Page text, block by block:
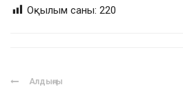
Оқылым саны: 220
Алдыңғы